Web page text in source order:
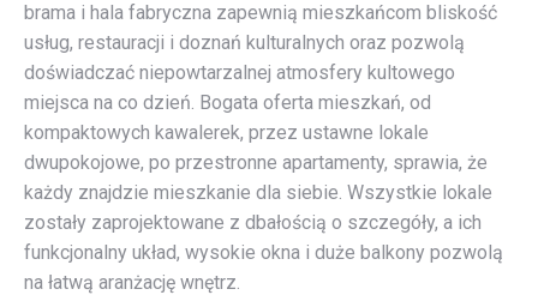
brama i hala fabryczna zapewnią mieszkańcom bliskość
usług, restauracji i doznań kulturalnych oraz pozwolą
doświadczać niepowtarzalnej atmosfery kultowego
miejsca na co dzień. Bogata oferta mieszkań, od
kompaktowych kawalerek, przez ustawne lokale
dwupokojowe, po przestronne apartamenty, sprawia, że
każdy znajdzie mieszkanie dla siebie. Wszystkie lokale
zostały zaprojektowane z dbałością o szczegóły, a ich
funkcjonalny układ, wysokie okna i duże balkony pozwolą
na łatwą aranżację wnętrz.